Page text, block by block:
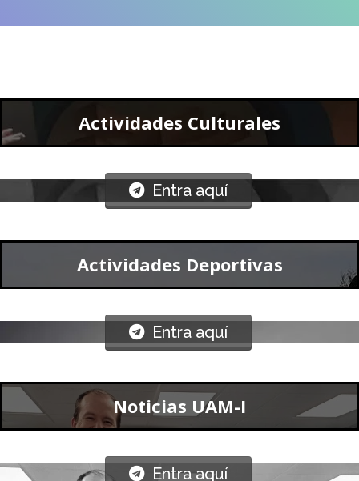
Actividades Culturales
Entra aquí
Actividades Deportivas
Entra aquí
Noticias UAM-I
Entra aquí